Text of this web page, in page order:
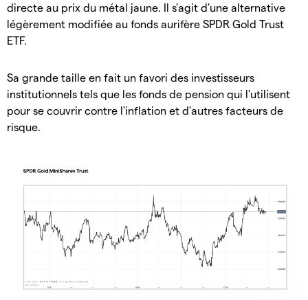
directe au prix du métal jaune. Il s'agit d'une alternative
légèrement modifiée au fonds aurifère SPDR Gold Trust
ETF.
Sa grande taille en fait un favori des investisseurs
institutionnels tels que les fonds de pension qui l'utilisent
pour se couvrir contre l'inflation et d'autres facteurs de
risque.